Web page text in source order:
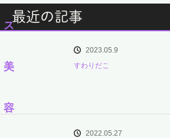
最近の記事
2023.05.9
すわりだこ
2022.05.27